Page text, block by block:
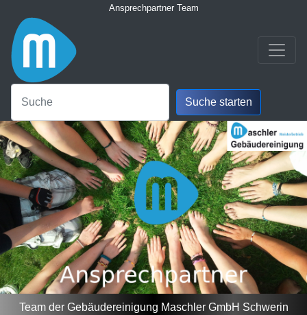
Ansprechpartner Team
Team der Gebäudereinigung Maschler GmbH Schwerin